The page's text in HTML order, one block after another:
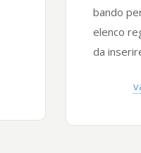
bando
elenco
da